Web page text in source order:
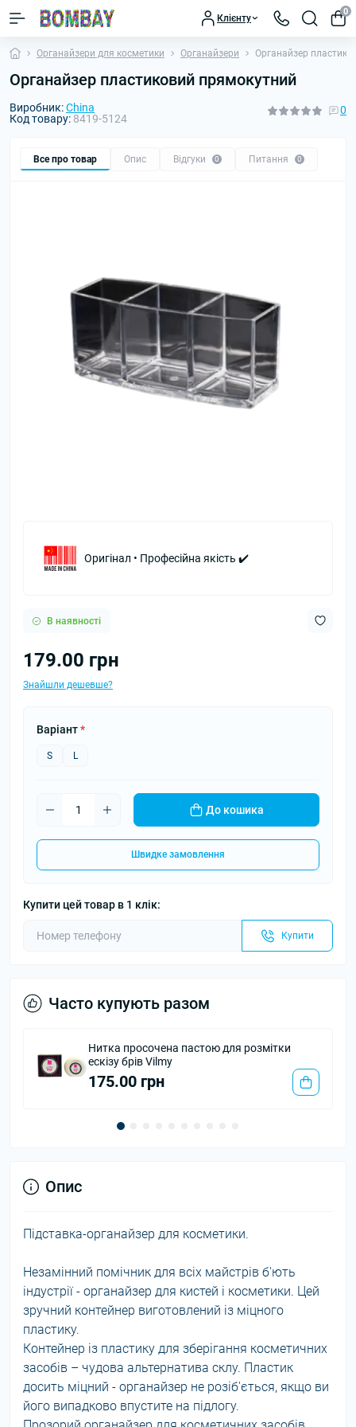
Клієнту
0
Органайзери для косметики Органайзери Органайзер
Органайзер пластиковий прямокутний
Виробник:China
Код товару: 8419-5124
0
Все про товар Опис Відгуки 0 Питання 0
Оригінал • Професійна якість ✔️
В наявності
179.00 грн
Знайшли дешевше?
Варіант*
S L
До кошика
Швидке замовлення
Купити цей товар в 1 клік:
Купити
Часто купують разом
Одноразові шапочки
Опис
Підставка-органайзер для косметики.
Незамінний помічник для всіх майстрів б'ють
індустрії - органайзер для кистей і косметики. Цей
зручний контейнер виготовлений із міцного
пластику.
Контейнер із пластику для зберігання косметичних
засобів – чудова альтернатива склу. Пластик
досить міцний - органайзер не розіб'ється, якщо ви
його випадково впустите на підлогу.